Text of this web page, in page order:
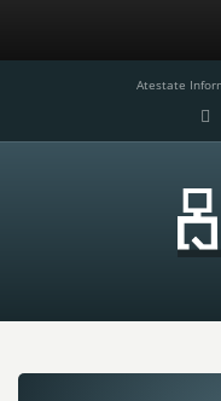
Atestate